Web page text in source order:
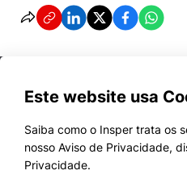
Este website usa
Saiba como o Insper trata os
nosso Aviso de Privacidade,
Privacidade.
Cursos